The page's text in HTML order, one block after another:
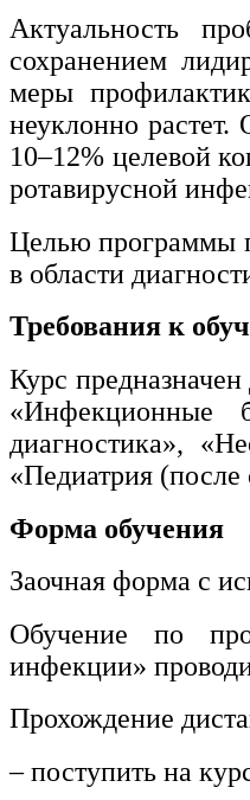
Актуальность
сохранением
меры
неуклонно
10–12% целевой
ротавирусной
Целью программы
в области
Требования к
Курс
«Инфекционные
диагностика»,
«Педиатрия
Форма обучения
Заочная форма с
Обучение по
инфекции»
Прохождение
– поступить на